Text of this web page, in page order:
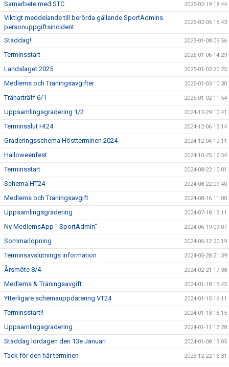
Samarbete med STC 2025-02-19 18:44
Viktigt meddelande till berörda gällande SportAdmins
personuppgiftsincident
2025-02-05 15:43
Städdag! 2025-01-08 09:56
Terminsstart 2025-01-06 14:29
Landslaget 2025 2025-01-03 20:25
Medlems och Träningsavgifter 2025-01-03 10:30
Tränarträff 6/1 2025-01-02 11:54
Uppsamlingsgradering 1/2 2024-12-29 10:41
Terminsslut Ht24 2024-12-06 13:14
Graderingsschema Höstterminen 2024 2024-12-04 12:11
Halloweenfest 2024-10-25 12:54
Terminsstart 2024-08-22 10:01
Schema HT24 2024-08-22 09:40
Medlems och Träningsavgift 2024-08-16 11:00
Uppsamlingsgradering 2024-07-18 19:11
Ny MedlemsApp " SportAdmin" 2024-06-19 09:07
Sommarlöpning 2024-06-12 20:19
Terminsavslutnings information 2024-05-28 21:39
Årsmöte 8/4 2024-02-21 17:38
Medlems & Träningsavgift 2024-01-18 13:45
Ytterligare schemauppdatering VT24 2024-01-15 16:11
Terminsstart!! 2024-01-13 15:15
Uppsamlingsgradering 2024-01-11 17:28
Städdag lördagen den 13e Januari 2024-01-08 19:05
Tack för den här terminen 2023-12-22 16:31